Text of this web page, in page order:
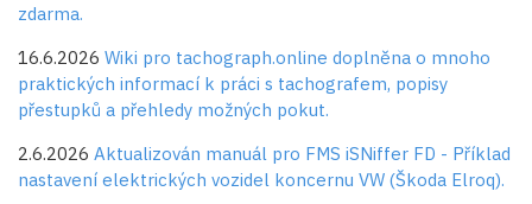
zdarma.
16.6.2026 Wiki pro tachograph.online doplněna o mnoho
praktických informací k práci s tachografem, popisy
přestupků a přehledy možných pokut.
2.6.2026 Aktualizován manuál pro FMS iSNiffer FD - Příklad
nastavení elektrických vozidel koncernu VW (Škoda Elroq).